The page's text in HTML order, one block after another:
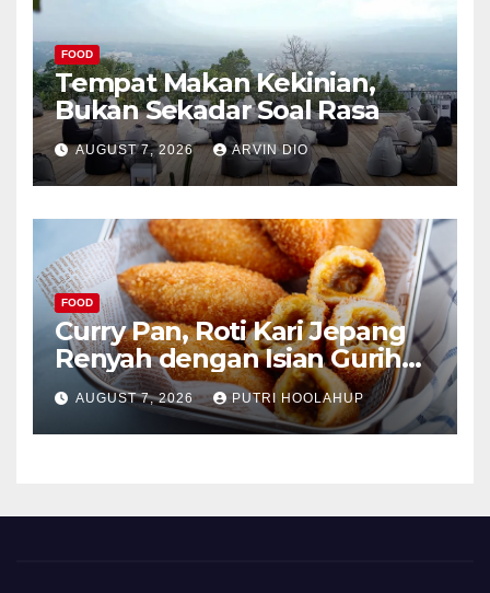
FOOD
Tempat Makan Kekinian,
Bukan Sekadar Soal Rasa
AUGUST 7, 2026 ARVIN DIO
FOOD
Curry Pan, Roti Kari Jepang
Renyah dengan Isian Gurih
Menggoda
AUGUST 7, 2026 PUTRI HOOLAHUP